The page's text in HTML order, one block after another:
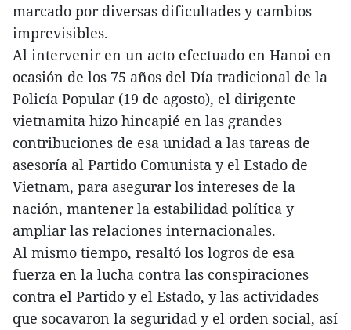
marcado por diversas dificultades y cambios
imprevisibles.
Al intervenir en un acto efectuado en Hanoi en
ocasión de los 75 años del Día tradicional de la
Policía Popular (19 de agosto), el dirigente
vietnamita hizo hincapié en las grandes
contribuciones de esa unidad a las tareas de
asesoría al Partido Comunista y el Estado de
Vietnam, para asegurar los intereses de la
nación, mantener la estabilidad política y
ampliar las relaciones internacionales.
Al mismo tiempo, resaltó los logros de esa
fuerza en la lucha contra las conspiraciones
contra el Partido y el Estado, y las actividades
que socavaron la seguridad y el orden social, así